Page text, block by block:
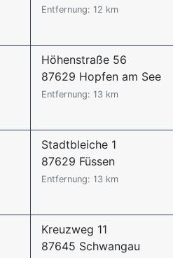
Entfernung: 12 km
Höhenstraße 56
87629 Hopfen am See
Entfernung: 13 km
Stadtbleiche 1
87629 Füssen
Entfernung: 13 km
Kreuzweg 11
87645 Schwangau